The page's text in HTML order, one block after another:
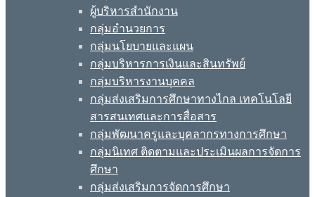
ผู้บริหารสำนักงาน
กลุ่มอำนวยการ
กลุ่มนโยบายและแผน
กลุ่มบริหารการเงินและสินทรัพย์
กลุ่มบริหารงานบุคคล
กลุ่มส่งเสริมการศึกษาทางไกล เทคโนโลยี
สารสนเทศและการสื่อสาร
กลุ่มพัฒนาครูและบุคลากรทางการศึกษา
กลุ่มนิเทศ ติดตามและประเมินผลการจัดการ
ศึกษา
กลุ่มส่งเสริมการจัดการศึกษา